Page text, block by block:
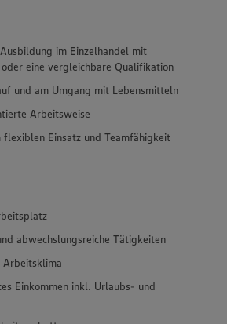
im Einzelhandel mit
eine vergleichbare Qualifikation
und am Umgang mit Lebensmitteln
Arbeitsweise
flexiblen Einsatz und Teamfähigkeit
abwechslungsreiche Tätigkeiten
Arbeitsklima
Einkommen inkl. Urlaubs- und